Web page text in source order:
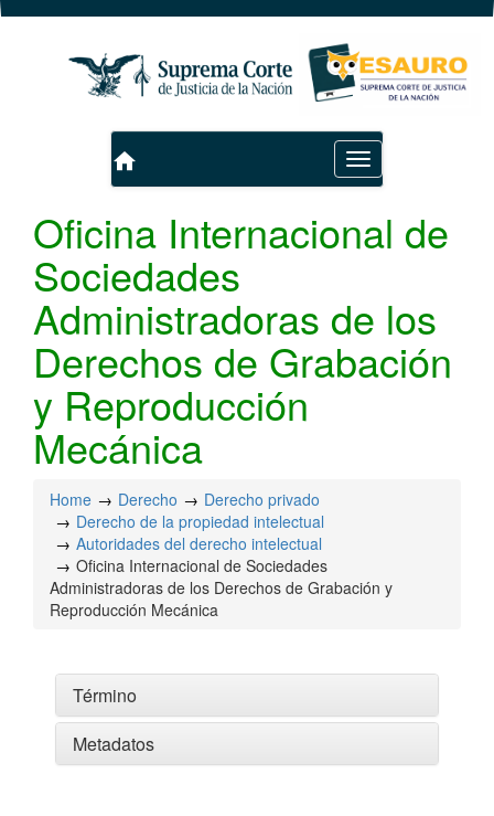
Toggle
navigation
home
Oficina Internacional de
Sociedades
Administradoras de los
Derechos de Grabación
y Reproducción
Mecánica
Home Derecho
Derecho privado
Derecho de la propiedad intelectual
Autoridades del derecho intelectual
Oficina Internacional de Sociedades
Administradoras de los Derechos de Grabación y
Reproducción Mecánica
Término
Metadatos